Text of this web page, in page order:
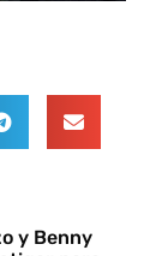
y Benny